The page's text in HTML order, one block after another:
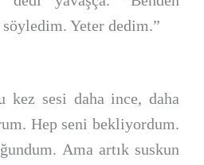
Yeter dedim.”
kez sesi daha ince, daha
Hep seni bekliyordum.
Ama artık suskun